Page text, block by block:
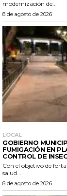
modernización de...
8 de agosto de 2026
LOCAL
GOBIERNO
FUMIGACIÓN EN
CONTROL DE
Con el objetivo de
salud...
8 de agosto de 2026